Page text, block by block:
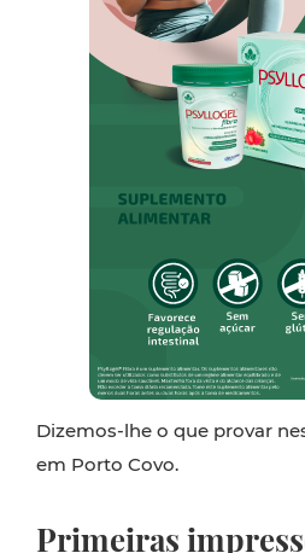
Dizemos-lhe o que provar
em Porto Covo.
Primeiras